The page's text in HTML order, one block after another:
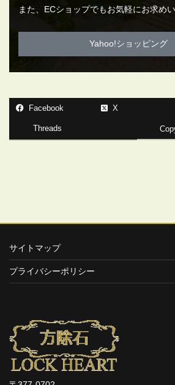
また、ECショップでもお気軽にお求め
Yahoo!ショッピング
Facebook X
Threads
サイトマップ
プライバシーポリシー